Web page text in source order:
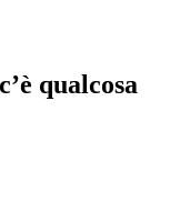
qualcosa